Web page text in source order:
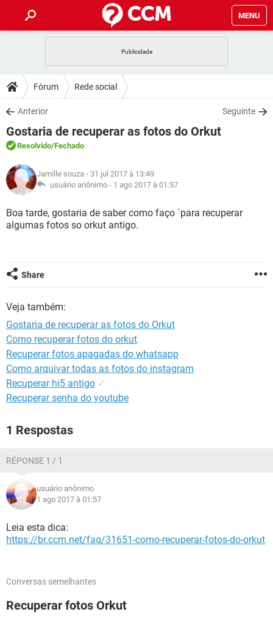
MENU
CELULAR
OUTLOOK
INSTAGRAM GMAIL
GUIA DE COMPRAS
DICAS
JOGOS
OUTLOOK
INSTAGRAM
GUIA DE COMPRAS
DOWNLOADS
JOGOS WHATSAPP
CELULAR
OUTLOOK EXCEL
INSTAGRAM
GUIA DE COMPRAS
FÓRUM
JOGOS
CELULAR FACEBOOK
INSTAGRAM
GLOSSÁRIO
JOGOS
CELULAR FACEBOOK
GUIA DE COMPRAS
Fórum Rede social
Anterior Seguinte
Gostaria de recuperar as fotos do Orkut
Resolvido/Fechado
Jamille souza - 31 jul 2017 à 13:49
usuário anônimo - 1 ago 2017 à 01:57
Boa tarde, gostaria de saber como faço ´para recuperar
algumas fotos so orkut antigo.
Share
Veja também:
Gostaria de recuperar as fotos do Orkut
Como recuperar fotos do orkut
Recuperar fotos apagadas do whatsapp
Como arquivar todas as fotos do instagram
Recuperar hi5 antigo ✓
Recuperar senha do youtube
1 Respostas
RÉPONSE 1 / 1
usuário anônimo
1 ago 2017 à 01:57
Leia esta dica:
https://br.ccm.net/faq/31651-como-recuperar-fotos-do-orkut
Conversas semelhantes
Recuperar fotos Orkut